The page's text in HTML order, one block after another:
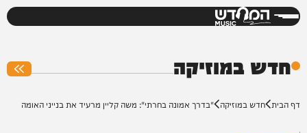
המחדש
חדש במוזיקה
דף הבית חדש במוזיקה "בדרך אמונה בחרתי": משה קליין מרעיד את בנייני האומה